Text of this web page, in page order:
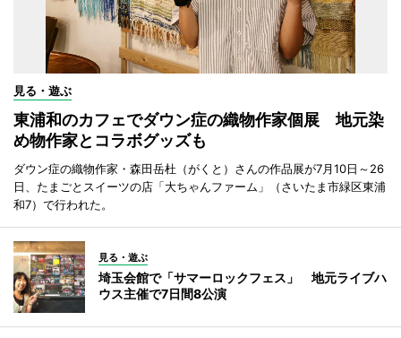
見る・遊ぶ
東浦和のカフェでダウン症の織物作家個展 地元染
め物作家とコラボグッズも
ダウン症の織物作家・森田岳杜（がくと）さんの作品展が7月10日～26
日、たまごとスイーツの店「大ちゃんファーム」（さいたま市緑区東浦
和7）で行われた。
見る・遊ぶ
埼玉会館で「サマーロックフェス」 地元ライブハ
ウス主催で7日間8公演